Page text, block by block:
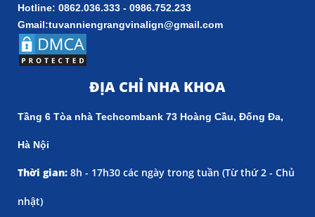
Hotline: 0862.036.333 - 0986.752.233
Gmail:tuvanniengrangvinalign@gmail.com
ĐỊA CHỈ NHA KHOA
Tầng 6 Tòa nhà Techcombank 73 Hoàng Cầu, Đống Đa,
Hà Nội
Thời gian: 8h - 17h30 các ngày trong tuần (Từ thứ 2 - Chủ
nhật)